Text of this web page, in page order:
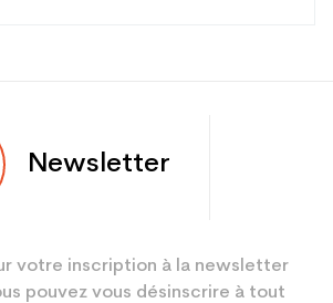
Mixte
Noir
Newsletter
votre inscription à la newsletter
pouvez vous désinscrire à tout